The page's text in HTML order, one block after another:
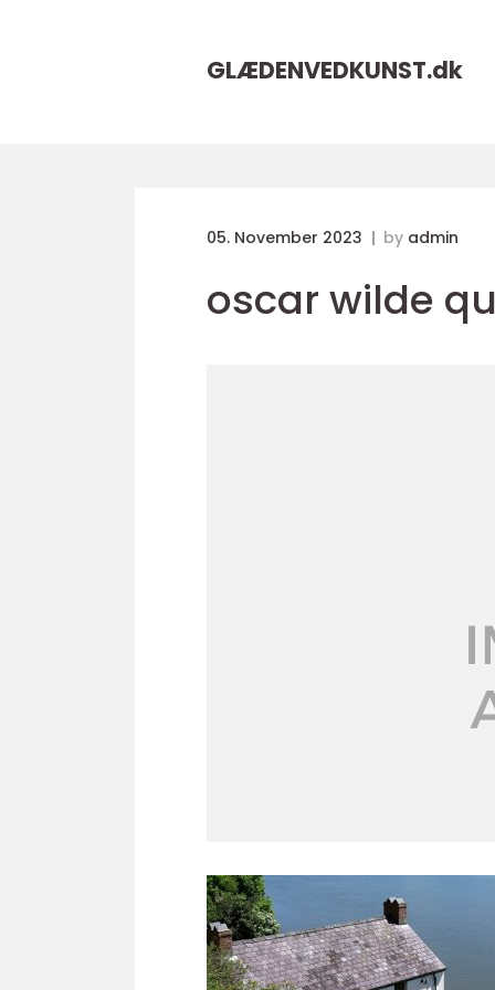
GLÆDENVEDKUNST.dk
05. November 2023 by admin
oscar wilde